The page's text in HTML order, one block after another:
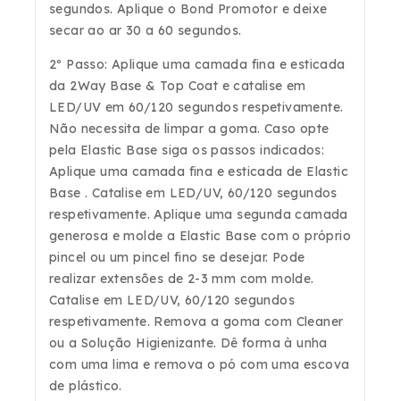
segundos. Aplique o Bond Promotor e deixe
secar ao ar 30 a 60 segundos.
2º Passo: Aplique uma camada fina e esticada
da 2Way Base & Top Coat e catalise em
LED/UV em 60/120 segundos respetivamente.
Não necessita de limpar a goma. Caso opte
pela Elastic Base siga os passos indicados:
Aplique uma camada fina e esticada de Elastic
Base . Catalise em LED/UV, 60/120 segundos
respetivamente. Aplique uma segunda camada
generosa e molde a Elastic Base com o próprio
pincel ou um pincel fino se desejar. Pode
realizar extensões de 2-3 mm com molde.
Catalise em LED/UV, 60/120 segundos
respetivamente. Remova a goma com Cleaner
ou a Solução Higienizante. Dê forma à unha
com uma lima e remova o pó com uma escova
de plástico.